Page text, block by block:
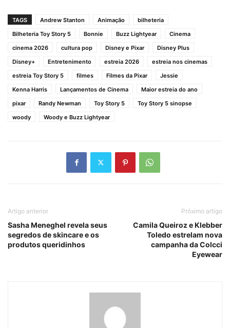
TAGS Andrew Stanton Animação
bilheteria
Bilheteria Toy Story 5
Bonnie Buzz Lightyear
Cinema
cinema 2026
cultura pop Disney e Pixar
Disney Plus
Disney+
Entretenimento estreia 2026
estreia nos cinemas
estreia Toy Story 5
filmes Filmes da Pixar
Jessie
Kenna Harris
Lançamentos de Cinema
Maior estreia do ano
pixar
Randy Newman Toy Story 5
Toy Story 5 sinopse
woody
Woody e Buzz Lightyear
Artigo anterior
Sasha Meneghel revela seus
segredos de skincare e os
produtos queridinhos
Próximo artigo
Camila Queiroz e Klebber
Toledo estrelam nova
campanha da Colcci
Eyewear